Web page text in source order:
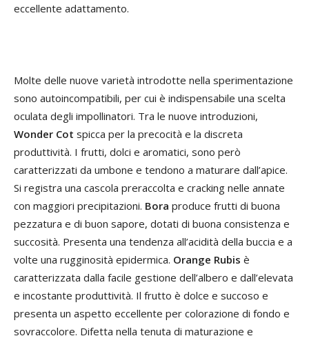
eccellente adattamento.
Molte delle nuove varietà introdotte nella sperimentazione
sono autoincompatibili, per cui è indispensabile una scelta
oculata degli impollinatori. Tra le nuove introduzioni,
Wonder Cot spicca per la precocità e la discreta
produttività. I frutti, dolci e aromatici, sono però
caratterizzati da umbone e tendono a maturare dall’apice.
Si registra una cascola preraccolta e cracking nelle annate
con maggiori precipitazioni. Bora produce frutti di buona
pezzatura e di buon sapore, dotati di buona consistenza e
succosità. Presenta una tendenza all’acidità della buccia e a
volte una rugginosità epidermica. Orange Rubis è
caratterizzata dalla facile gestione dell’albero e dall’elevata
e incostante produttività. Il frutto è dolce e succoso e
presenta un aspetto eccellente per colorazione di fondo e
sovraccolore. Difetta nella tenuta di maturazione e